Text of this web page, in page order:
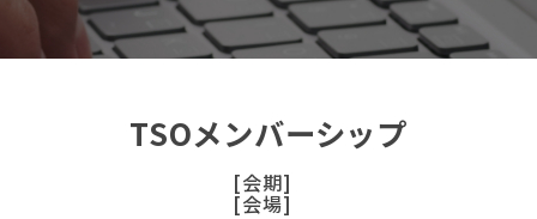
TSOメンバーシップ
[会期]
[会場]